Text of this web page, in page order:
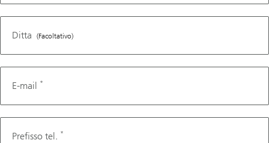
Ditta (Facoltativo)
E-mail *
Telefono
Prefisso tel. *